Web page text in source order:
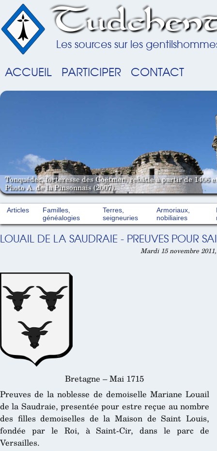
Les sources sur les
ACCUEIL PARTICIPER CONTACT
Tonquédec, forteresse des Coëtmen, rebâtie à partir de 1406
Photo A. de la Pinsonnais (2007).
Articles
Familles,
généalogies
Terres,
seigneuries
Armoriaux,
nobiliaires
LOUAIL DE LA SAUDRAIE - PREUVES POUR
Mardi 15 novembre
Bretagne – Mai 1715
Preuves de la noblesse de demoiselle Mariane Louail
de la Saudraie, presentée pour estre reçue au nombre
des filles demoiselles de la Maison de Saint Louis,
fondée par le Roi, à Saint-Cir, dans le parc de
Versailles.